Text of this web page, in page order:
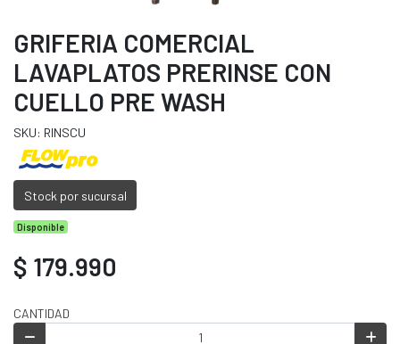
GRIFERIA COMERCIAL
LAVAPLATOS PRERINSE CON
CUELLO PRE WASH
SKU: RINSCU
Stock por sucursal
Disponible
$ 179.990
CANTIDAD